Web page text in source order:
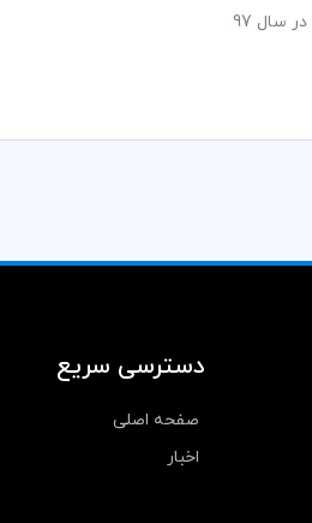
سال 97
دسترسی سریع
صفحه اصلی
اخبار